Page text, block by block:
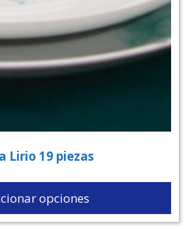
Lirio 19 piezas
opciones